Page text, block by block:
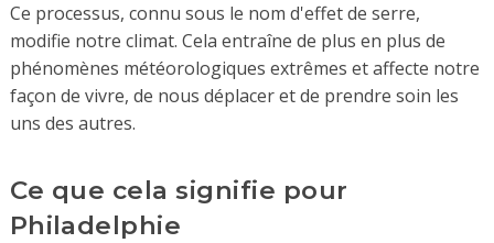
Ce processus, connu sous le nom d'effet de serre,
modifie notre climat. Cela entraîne de plus en plus de
phénomènes météorologiques extrêmes et affecte notre
façon de vivre, de nous déplacer et de prendre soin les
uns des autres.
Ce que cela signifie pour
Philadelphie